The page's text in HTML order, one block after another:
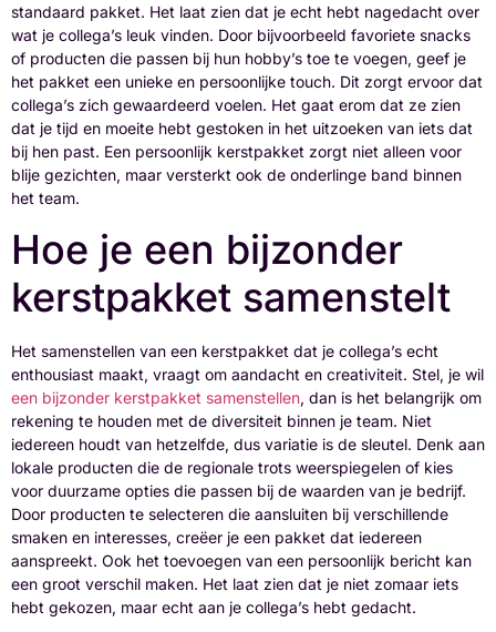
standaard pakket. Het laat zien dat je echt hebt nagedacht over
wat je collega’s leuk vinden. Door bijvoorbeeld favoriete snacks
of producten die passen bij hun hobby’s toe te voegen, geef je
het pakket een unieke en persoonlijke touch. Dit zorgt ervoor dat
collega’s zich gewaardeerd voelen. Het gaat erom dat ze zien
dat je tijd en moeite hebt gestoken in het uitzoeken van iets dat
bij hen past. Een persoonlijk kerstpakket zorgt niet alleen voor
blije gezichten, maar versterkt ook de onderlinge band binnen
het team.
Hoe je een bijzonder
kerstpakket samenstelt
Het samenstellen van een kerstpakket dat je collega’s echt
enthousiast maakt, vraagt om aandacht en creativiteit. Stel, je wil
een bijzonder kerstpakket samenstellen, dan is het belangrijk om
rekening te houden met de diversiteit binnen je team. Niet
iedereen houdt van hetzelfde, dus variatie is de sleutel. Denk aan
lokale producten die de regionale trots weerspiegelen of kies
voor duurzame opties die passen bij de waarden van je bedrijf.
Door producten te selecteren die aansluiten bij verschillende
smaken en interesses, creëer je een pakket dat iedereen
aanspreekt. Ook het toevoegen van een persoonlijk bericht kan
een groot verschil maken. Het laat zien dat je niet zomaar iets
hebt gekozen, maar echt aan je collega’s hebt gedacht.